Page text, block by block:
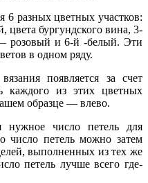
6 разных цветных участков:
бургундского вина, 3-
и 6-й -белый. Эти
в одном ряду.
появляется за счет
каждого из этих цветных
образце — влево.
нужное число петель для
число петель можно затем
выполненных из тех же
петель лучше всего где-